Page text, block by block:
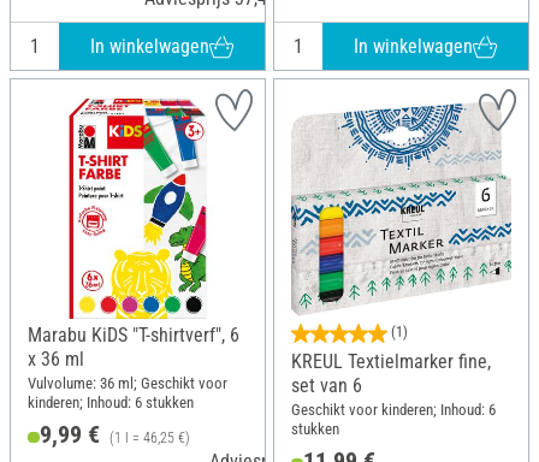
In winkelwagen In winkelwagen
Marabu KiDS "T-shirtverf", 6
x 36 ml
Vulvolume: 36 ml; Geschikt voor
kinderen; Inhoud: 6 stukken
9,99 € (1 l = 46,25 €)
(1)
KREUL Textielmarker fine,
set van 6
Geschikt voor kinderen; Inhoud: 6
stukken